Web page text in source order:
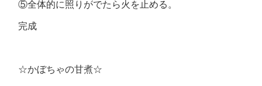
⑤全体的に照りがでたら火を止める。
完成
☆かぼちゃの甘煮☆